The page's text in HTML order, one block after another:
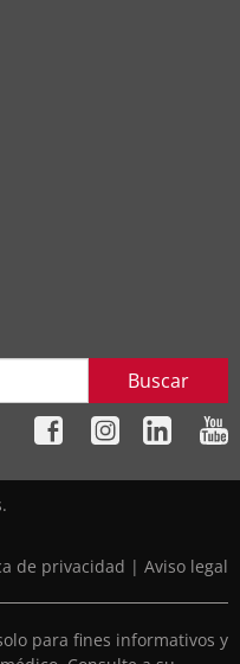
Buscar
de privacidad | Aviso legal
para fines informativos y